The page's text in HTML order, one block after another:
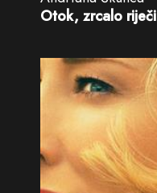
Otok, zrcalo riječi